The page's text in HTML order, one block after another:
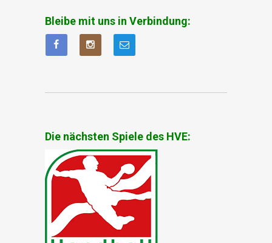
Bleibe mit uns in Verbindung:
Die nächsten Spiele des HVE: